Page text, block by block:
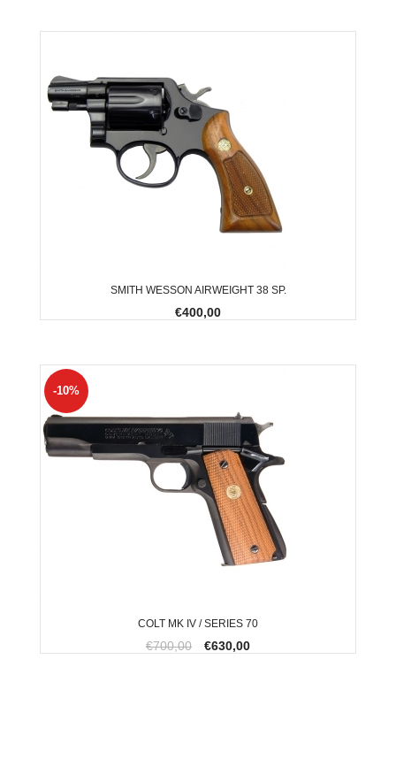
SMITH WESSON AIRWEIGHT 38 SP.
€400,00
COLT MK IV / SERIES 70
-10%
€700,00 €630,00